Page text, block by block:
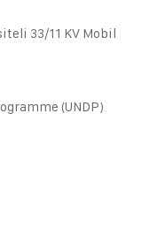
33/11 KV Mobil
(UNDP)